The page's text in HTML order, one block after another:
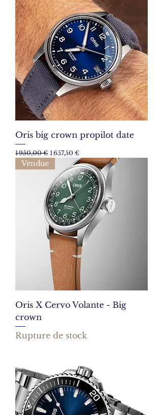
Oris big crown propilot date
Prix original
1 950,00 € Prix promotionnel
1 657,50 €
Vendue
Oris X Cervo Volante - Big
crown
Rupture de stock